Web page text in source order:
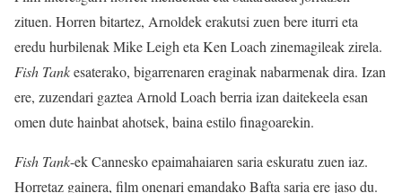
zituen. Horren bitartez, Arnoldek erakutsi zuen bere iturri eta
eredu hurbilenak Mike Leigh eta Ken Loach zinemagileak zirela.
Fish Tankesaterako, bigarrenaren eraginak nabarmenak dira. Izan
ere, zuzendari gaztea Arnold Loach berria izan daitekeela esan
omen dute hainbat ahotsek, baina estilo finagoarekin.
Fish Tank-ek Cannesko epaimahaiaren saria eskuratu zuen iaz.
Horretaz gainera, film onenari emandako Bafta saria ere jaso du.